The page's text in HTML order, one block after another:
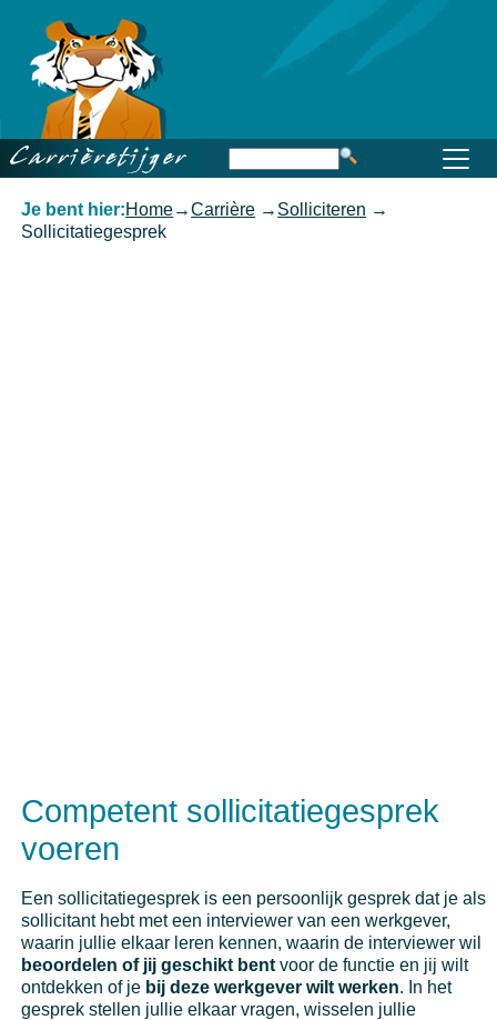
Competent sollicitatiegesprek
voeren
Een sollicitatiegesprek is een persoonlijk gesprek dat je als
sollicitant hebt met een interviewer van een werkgever,
waarin jullie elkaar leren kennen, waarin de interviewer wil
beoordelen of jij geschikt bent voor de functie en jij wilt
ontdekken of je bij deze werkgever wilt werken. In het
gesprek stellen jullie elkaar vragen, wisselen jullie
Je bent hier:Home→Carrière → Solliciteren →
Sollicitatiegesprek